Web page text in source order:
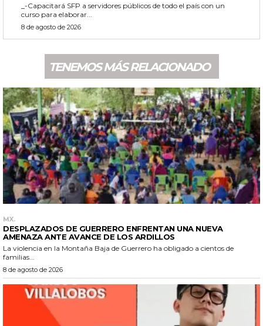
_-Capacitará SFP a servidores públicos de todo el país con un
curso para elaborar...
8 de agosto de 2026
TENEMOS MÁS RELACIONADO
MX.
DESPLAZADOS DE GUERRERO ENFRENTAN UNA NUEVA
AMENAZA ANTE AVANCE DE LOS ARDILLOS
La violencia en la Montaña Baja de Guerrero ha obligado a cientos de
familias...
8 de agosto de 2026